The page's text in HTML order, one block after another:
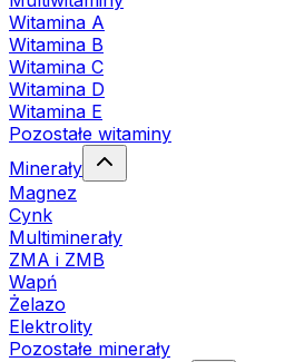
Witamina A
Witamina B
Witamina C
Witamina D
Witamina E
Pozostałe witaminy
Minerały
Magnez
Cynk
Multiminerały
ZMA i ZMB
Wapń
Żelazo
Elektrolity
Pozostałe minerały